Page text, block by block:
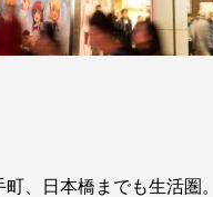
町、日本橋までも生活圏